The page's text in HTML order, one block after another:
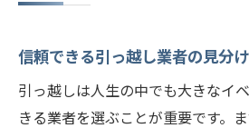
信頼できる引っ越し業者の見分
引っ越しは人生の中でも大きなイ
きる業者を選ぶことが重要です。